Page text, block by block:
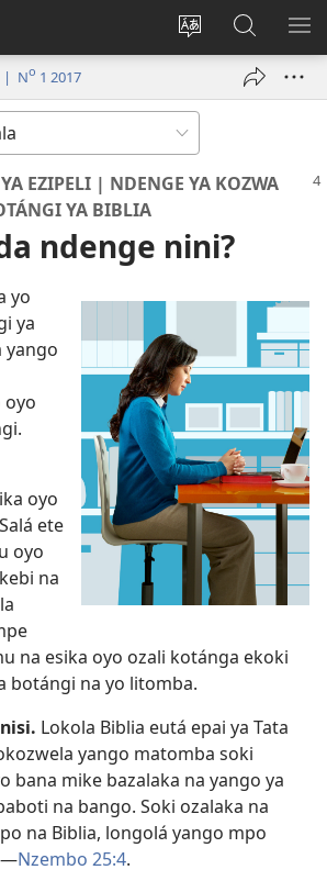
Tyá
monɔkɔ
mosusu
Kokɔta
na
fenɛtrɛ
Luká
JW.ORG
| No 1 2017
EZIPELI | NDENGE YA KOZWA
YA BIBLIA
ndenge nini?
yo
ya
yango
oyo
oyo
ete
oyo
na
na esika oyo ozali kotánga ekoki
botángi na yo litomba.
Lokola Biblia eutá epai ya Tata
yango matomba soki
bana mike bazalaka na yango ya
na bango. Soki ozalaka na
na Biblia, longolá yango mpo
Nzembo 25:4.